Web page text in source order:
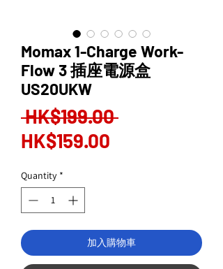
Momax 1-Charge Work-
Flow 3 插座電源盒
US20UKW
HK$199.00 Regular
HK$159.00
Quantity *
加入購物車